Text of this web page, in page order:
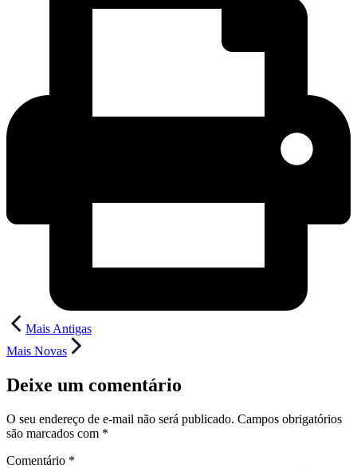
Navegação
de
Mais Antigas
Mais Novas
Deixe um comentário
O seu endereço de e-mail não será publicado. Campos obrigatórios
são marcados com *
Comentário *